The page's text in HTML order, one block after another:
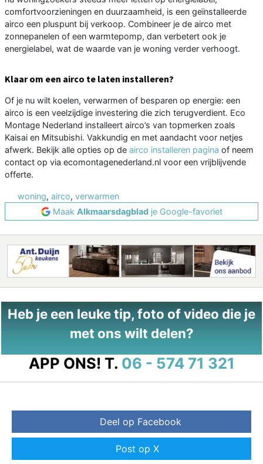
comfortvoorzieningen en duurzaamheid, is een geïnstalleerde
airco een pluspunt bij verkoop. Combineer je de airco met
zonnepanelen of een warmtepomp, dan verbetert ook je
energielabel, wat de waarde van je woning verder verhoogt.
Klaar om een airco te laten installeren?
Of je nu wilt koelen, verwarmen of besparen op energie: een
airco is een veelzijdige investering die zich terugverdient. Eco
Montage Nederland installeert airco’s van topmerken zoals
Kaisai en Mitsubishi. Vakkundig en met aandacht voor netjes
afwerk. Bekijk alle opties op de airco installeren pagina of neem
contact op via ecomontagenederland.nl voor een vrijblijvende
offerte.
woning, airco, verwarmen
Maak Alkmaarsdagbladje Google-favoriet
Heb je een leuke tip, foto of video die je
met ons wilt delen?
APP ONS! T. 06 - 574 71 321
Deel op Facebook
Post op X